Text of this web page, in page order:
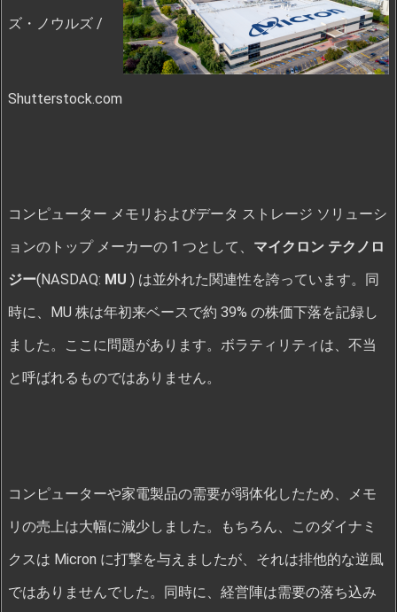
ズ・ノウルズ /
Shutterstock.com
コンピューター メモリおよびデータ ストレージ ソリューシ
ョンのトップ メーカーの 1 つとして、 マイクロン テクノロ
ジー(NASDAQ: MU ) は並外れた関連性を誇っています。同
時に、MU 株は年初来ベースで約 39% の株価下落を記録し
ました。ここに問題があります。ボラティリティは、不当
と呼ばれるものではありません。
コンピューターや家電製品の需要が弱体化したため、メモ
リの売上は大幅に減少しました。もちろん、このダイナミ
クスは Micron に打撃を与えましたが、それは排他的な逆風
ではありませんでした。同時に、経営陣は需要の落ち込み